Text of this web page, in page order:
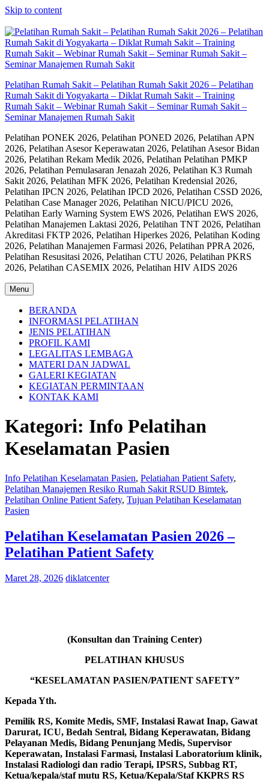
Skip to content
Pelatihan Rumah Sakit – Pelatihan Rumah Sakit 2026 – Pelatihan
Rumah Sakit di Yogyakarta – Diklat Rumah Sakit – Training
Rumah Sakit – Webinar Rumah Sakit – Seminar Rumah Sakit –
Seminar Manajemen Rumah Sakit
Pelatihan PONEK 2026, Pelatihan PONED 2026, Pelatihan APN
2026, Pelatihan Asesor Keperawatan 2026, Pelatihan Asesor Bidan
2026, Pelatihan Rekam Medik 2026, Pelatihan Pelatihan PMKP
2026, Pelatihan Pemulasaran Jenazah 2026, Pelatihan K3 Rumah
Sakit 2026, Pelatihan MFK 2026, Pelatihan Kredensial 2026,
Pelatihan IPCN 2026, Pelatihan IPCD 2026, Pelatihan CSSD 2026,
Pelatihan Case Manager 2026, Pelatihan NICU/PICU 2026,
Pelatihan Early Warning System EWS 2026, Pelatihan EWS 2026,
Pelatihan Manajemen Laktasi 2026, Pelatihan TNT 2026, Pelatihan
Akreditasi FKTP 2026, Pelatihan Hiperkes 2026, Pelatihan Koding
2026, Pelatihan Manajemen Farmasi 2026, Pelatihan PPRA 2026,
Pelatihan Resusitasi 2026, Pelatihan CTU 2026, Pelatihan PKRS
2026, Pelatihan CASEMIX 2026, Pelatihan HIV AIDS 2026
Menu
BERANDA
INFORMASI PELATIHAN
JENIS PELATIHAN
PROFIL KAMI
LEGALITAS LEMBAGA
MATERI DAN JADWAL
GALERI KEGIATAN
KEGIATAN PERMINTAAN
KONTAK KAMI
Kategori: Info Pelatihan
Keselamatan Pasien
Info Pelatihan Keselamatan Pasien, Pelatiahan Patient Safety,
Pelatihan Manajemen Resiko Rumah Sakit RSUD Bimtek,
Pelatihan Online Patient Safety, Tujuan Pelatihan Keselamatan
Pasien
Pelatihan Keselamatan Pasien 2026 –
Pelatihan Patient Safety
Maret 28, 2026 diklatcenter
(Konsultan dan Training Center)
PELATIHAN KHUSUS
“KESELAMATAN PASIEN/PATIENT SAFETY”
Kepada Yth.
Pemilik RS, Komite Medis, SMF, Instalasi Rawat Inap, Gawat
Darurat, ICU, Bedah Sentral, Bidang Keperawatan, Bidang
Pelayanan Medis, Bidang Penunjang Medis, Supervisor
Keperawatan, Instalasi Farmasi, Instalasi Laboratorium klinik,
Instalasi Radiologi dan radio Terapi, IPSRS, Subbag RT,
Ketua/kepala/staf mutu RS, Ketua/Kepala/Staf KKPRS RS